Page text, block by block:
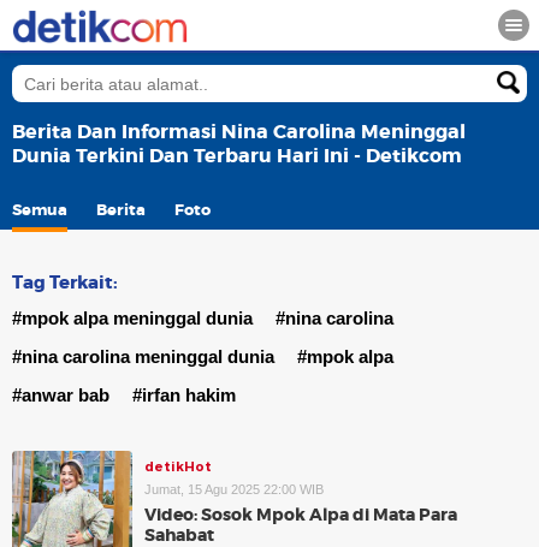
Berita Dan Informasi Nina Carolina Meninggal
Dunia Terkini Dan Terbaru Hari Ini - Detikcom
Semua Berita Foto
Tag Terkait:
#mpok alpa meninggal dunia
#nina carolina
#nina carolina meninggal dunia
#mpok alpa
#anwar bab
#irfan hakim
detikHot
Jumat, 15 Agu 2025 22:00 WIB
Video: Sosok Mpok Alpa di Mata Para
Sahabat